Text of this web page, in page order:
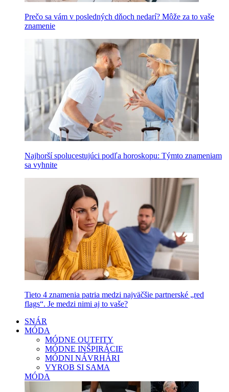
Prečo sa vám v posledných dňoch nedarí? Môže za to vaše
znamenie
Najhorší spolucestujúci podľa horoskopu: Týmto znameniam
sa vyhnite
Tieto 4 znamenia patria medzi najväčšie partnerské „red
flags“. Je medzi nimi aj to vaše?
SNÁR
MÓDA
MÓDNE OUTFITY
MÓDNE INŠPIRÁCIE
MÓDNI NÁVRHÁRI
VYROB SI SAMA
MÓDA